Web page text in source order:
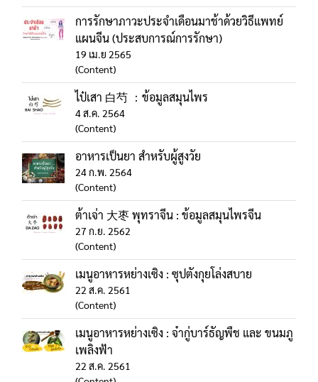
การรักษาภาวะประจำเดือนมาช้าด้วยวิธีแพทย์
แผนจีน (ประสบการณ์การรักษา)
19 เม.ย 2565
(Content)
ไป๋เสา 白芍 ：ข้อมูลสมุนไพร
4 ส.ค. 2564
(Content)
อาหารเป็นยา สำหรับผู้สูงวัย
24 ก.พ. 2564
(Content)
ต้าเจ่า 大枣 พุทราจีน : ข้อมูลสมุนไพรจีน
27 ก.ย. 2562
(Content)
เมนูอาหารหย่างเซิง : ซุปตังกุยโล่งสบาย
22 ส.ค. 2561
(Content)
เมนูอาหารหย่างเซิง : จ๋ากู่บาร์ธัญพืช และ ขนมภู
เพลิงฟ้า
22 ส.ค. 2561